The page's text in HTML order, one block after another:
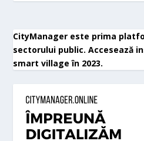
CityManager este prima
sectorului public. Accesează
smart village în 2023.